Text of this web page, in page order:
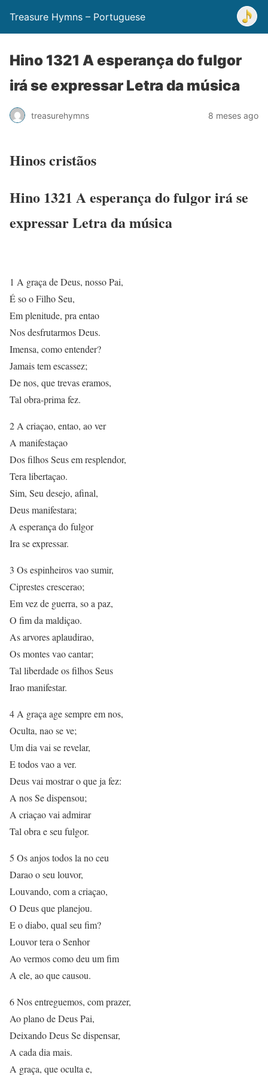
Treasure Hymns – Portuguese
Hino 1321 A esperança do fulgor
irá se expressar Letra da música
treasurehymns 8 meses ago
Hinos cristãos
Hino 1321 A esperança do fulgor irá se
expressar Letra da música
1 A graça de Deus, nosso Pai,
É so o Filho Seu,
Em plenitude, pra entao
Nos desfrutarmos Deus.
Imensa, como entender?
Jamais tem escassez;
De nos, que trevas eramos,
Tal obra-prima fez.
2 A criaçao, entao, ao ver
A manifestaçao
Dos filhos Seus em resplendor,
Tera libertaçao.
Sim, Seu desejo, afinal,
Deus manifestara;
A esperança do fulgor
Ira se expressar.
3 Os espinheiros vao sumir,
Ciprestes crescerao;
Em vez de guerra, so a paz,
O fim da maldiçao.
As arvores aplaudirao,
Os montes vao cantar;
Tal liberdade os filhos Seus
Irao manifestar.
4 A graça age sempre em nos,
Oculta, nao se ve;
Um dia vai se revelar,
E todos vao a ver.
Deus vai mostrar o que ja fez:
A nos Se dispensou;
A criaçao vai admirar
Tal obra e seu fulgor.
5 Os anjos todos la no ceu
Darao o seu louvor,
Louvando, com a criaçao,
O Deus que planejou.
E o diabo, qual seu fim?
Louvor tera o Senhor
Ao vermos como deu um fim
A ele, ao que causou.
6 Nos entreguemos, com prazer,
Ao plano de Deus Pai,
Deixando Deus Se dispensar,
A cada dia mais.
A graça, que oculta e,